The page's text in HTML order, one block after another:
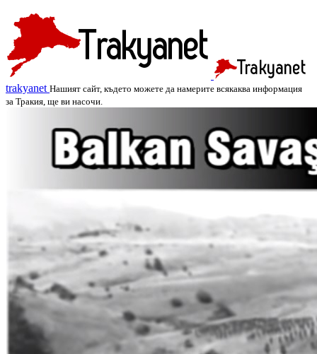
trakyanet Нашият сайт, където можете да намерите всякаква информация
за Тракия, ще ви насочи.